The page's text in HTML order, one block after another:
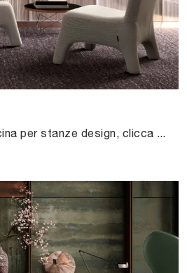
Se vuoi una poltroncina per stanze design, clicca e leggi di più sul modello The Gentleman in tessuto del brand Valentini.